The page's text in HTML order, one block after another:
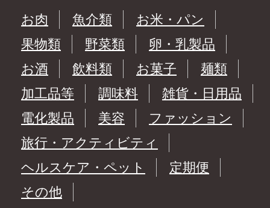
お肉
魚介類
お米・パン
果物類
野菜類
卵・乳製品
お酒
飲料類 お菓子
麺類
加工品等
調味料
雑貨・日用品
電化製品
美容
ファッション
旅行・アクティビティ
ヘルスケア・ペット
定期便
その他